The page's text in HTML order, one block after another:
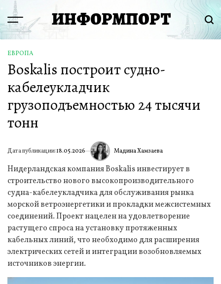
Перейти
содержимому
Menu ИНФОРМПОРТ
ОПУБЛИКОВАНО
В
ЕВРОПА
Boskalis построит судно-
кабелеукладчик
грузоподъемностью 24 тысячи
тонн
Дата публикации:18.05.2026 ИА Мадина Хамзаева
Нидерландская компания Boskalis инвестирует в
строительство нового высокопроизводительного
судна-кабелеукладчика для обслуживания рынка
морской ветроэнергетики и прокладки межсистемных
соединений. Проект нацелен на удовлетворение
растущего спроса на установку протяженных
кабельных линий, что необходимо для расширения
электрических сетей и интеграции возобновляемых
источников энергии.